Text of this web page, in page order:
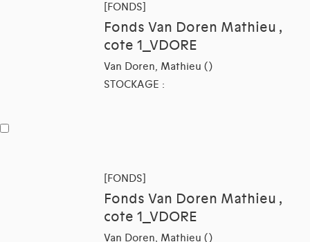
[FONDS]
Fonds Van Doren Mathieu ,
cote 1_VDORE
Van Doren, Mathieu ()
STOCKAGE :
[FONDS]
Fonds Van Doren Mathieu ,
cote 1_VDORE
Van Doren, Mathieu ()